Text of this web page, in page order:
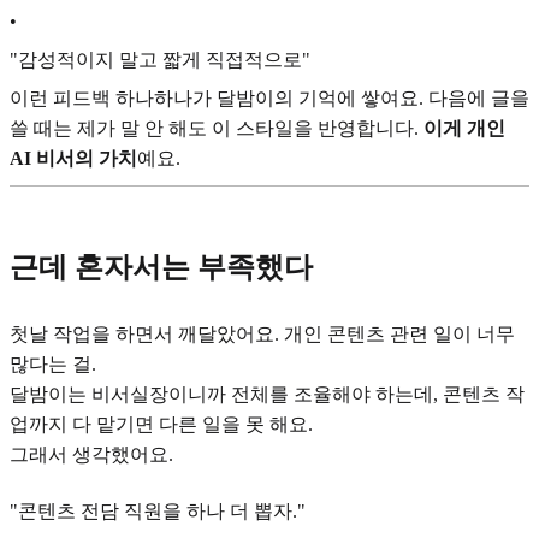
•
"감성적이지 말고 짧게 직접적으로"
이런 피드백 하나하나가 달밤이의 기억에 쌓여요. 다음에 글을
쓸 때는 제가 말 안 해도 이 스타일을 반영합니다. 이게 개인
AI 비서의 가치 예요.
근데 혼자서는 부족했다
첫날 작업을 하면서 깨달았어요. 개인 콘텐츠 관련 일이 너무
많다는 걸.
달밤이는 비서실장이니까 전체를 조율해야 하는데, 콘텐츠 작
업까지 다 맡기면 다른 일을 못 해요.
그래서 생각했어요.
"콘텐츠 전담 직원을 하나 더 뽑자."